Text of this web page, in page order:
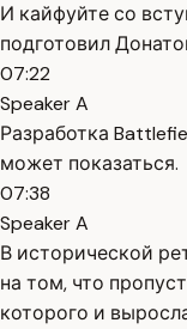
И кайфуйте со
подготовил
07:22
Speaker A
Разработка
может показаться.
07:38
Speaker A
В исторической
на том, что
которого и